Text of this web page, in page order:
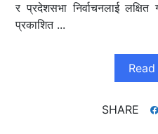
र प्रदेशसभा निर्वाचनलाई
प्रकाशित ...
SHARE